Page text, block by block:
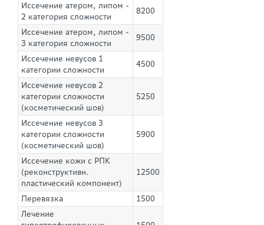
Иссечение атером, липом -
2 категория сложности
8200
Иссечение атером, липом -
3 категория сложности
9500
Иссечение невусов 1
категории сложности
4500
Иссечение невусов 2
категории сложности
(косметический шов)
5250
Иссечение невусов 3
категории сложности
(косметический шов)
5900
Иссечение кожи с РПК
(реконструктивн.
пластический компонент)
12500
Перевязка
1500
Лечение